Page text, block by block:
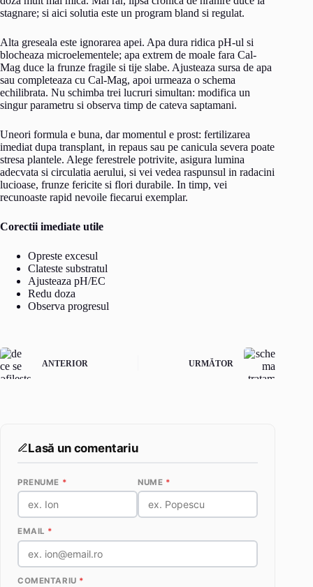
stagnare; si aici solutia este un program bland si regulat.
Alta greseala este ignorarea apei. Apa dura ridica pH-ul si
blocheaza microelementele; apa extrem de moale fara Cal-
Mag duce la frunze fragile si tije slabe. Ajusteaza sursa de apa
sau completeaza cu Cal-Mag, apoi urmeaza o schema
echilibrata. Nu schimba trei lucruri simultan: modifica un
singur parametru si observa timp de cateva saptamani.
Uneori formula e buna, dar momentul e prost: fertilizarea
imediat dupa transplant, in repaus sau pe canicula severa poate
stresa plantele. Alege ferestrele potrivite, asigura lumina
adecvata si circulatia aerului, si vei vedea raspunsul in radacini
lucioase, frunze fericite si flori durabile. In timp, vei
recunoaste rapid nevoile fiecarui exemplar.
Corectii imediate utile
Opreste excesul
Clateste substratul
Ajusteaza pH/EC
Redu doza
Observa progresul
ANTERIOR URMĂTOR
Lasă un comentariu
PRENUME * NUME *
EMAIL *
COMENTARIU *